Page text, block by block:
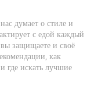
думает о стиле и
с едой каждый
защищаете и своё
как
где искать лучшие